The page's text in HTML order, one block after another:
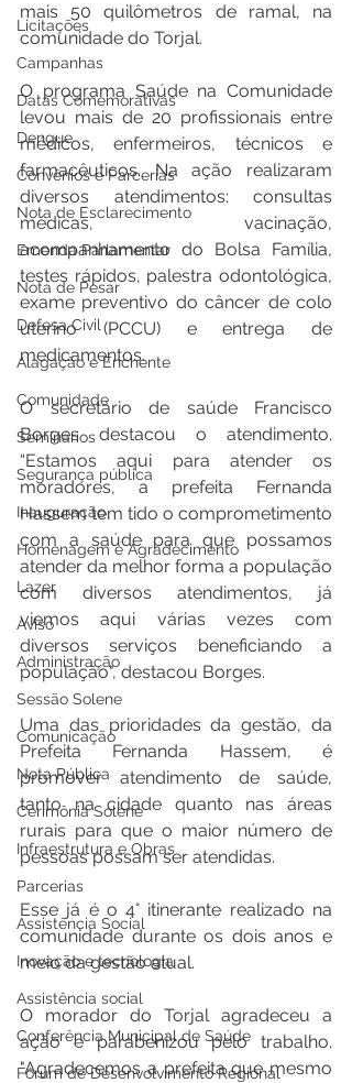
Licitações
Campanhas
Datas Comemorativas
Dengue
Convênios e Parcerias
Nota de Esclarecimento
Emenda Parlamentar
Nota de Pesar
Defesa Civil
Alagação e Enchente
Comunidade
Seminários
Segurança pública
Inauguração
Homenagem e Agradecimento
Lazer
Aviso
Administração
Sessão Solene
Comunicação
Nota Pública
Cerimônia Solene
Infraestrutura e Obras
Parcerias
Assistência Social
Inovação e tecnologia
Assistência social
Conferência Municipal de Saúde
Fórum de Desenvolvimento Regional
mais 50 quilômetros de ramal, na
comunidade do Torjal.
O programa Saúde na Comunidade
levou mais de 20 profissionais entre
médicos, enfermeiros, técnicos e
farmacêuticos. Na ação realizaram
diversos atendimentos: consultas
médicas, vacinação,
acompanhamento do Bolsa Família,
testes rápidos, palestra odontológica,
exame preventivo do câncer de colo
uterino (PCCU) e entrega de
medicamentos.
O secretário de saúde Francisco
Borges destacou o atendimento.
“Estamos aqui para atender os
moradores, a prefeita Fernanda
Hassem tem tido o comprometimento
com a saúde para que possamos
atender da melhor forma a população
com diversos atendimentos, já
viemos aqui várias vezes com
diversos serviços beneficiando a
população", destacou Borges.
Uma das prioridades da gestão, da
Prefeita Fernanda Hassem, é
promover atendimento de saúde,
tanto na cidade quanto nas áreas
rurais para que o maior número de
pessoas possam ser atendidas.
Esse já é o 4° itinerante realizado na
comunidade durante os dois anos e
meio da gestão atual.
O morador do Torjal agradeceu a
ação e parabenizou pelo trabalho.
"Agradecemos a prefeita que mesmo